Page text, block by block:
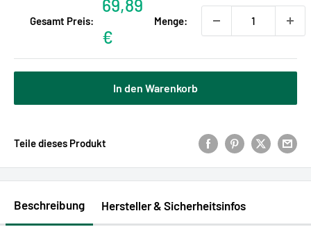
Tagessatz Software-Entwicklung Sonderpreis
1.250,00 €
setzen Ihre Idee um
Sonderpreis
25.000,00 €
Flatrate Installations- und
Konfigurationsservice
Gesamt Preis:
69,89
€
Menge:
In den Warenkorb
Teile dieses Produkt
Beschreibung Hersteller & Sicherheitsinfos